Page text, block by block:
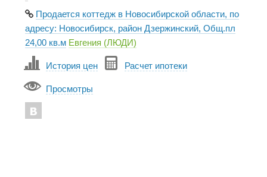
Продается коттедж в Новосибирской области, по
адресу: Новосибирск, район Дзержинский, Общ.пл
24,00 кв.м Евгения (ЛЮДИ)
История цен Расчет ипотеки
Просмотры